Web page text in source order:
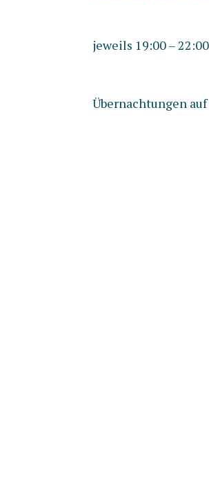
jeweils 19:00 – 22:00
Übernachtungen